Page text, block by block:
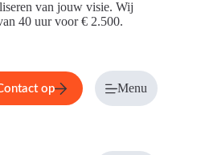
van jouw visie. Wij
40 uur voor € 2.500.
Service Over ons
op Menu